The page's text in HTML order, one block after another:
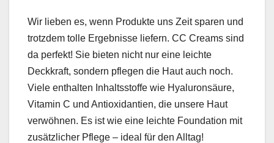
Wir lieben es, wenn Produkte uns Zeit sparen und
trotzdem tolle Ergebnisse liefern. CC Creams sind
da perfekt! Sie bieten nicht nur eine leichte
Deckkraft, sondern pflegen die Haut auch noch.
Viele enthalten Inhaltsstoffe wie Hyaluronsäure,
Vitamin C und Antioxidantien, die unsere Haut
verwöhnen. Es ist wie eine leichte Foundation mit
zusätzlicher Pflege – ideal für den Alltag!